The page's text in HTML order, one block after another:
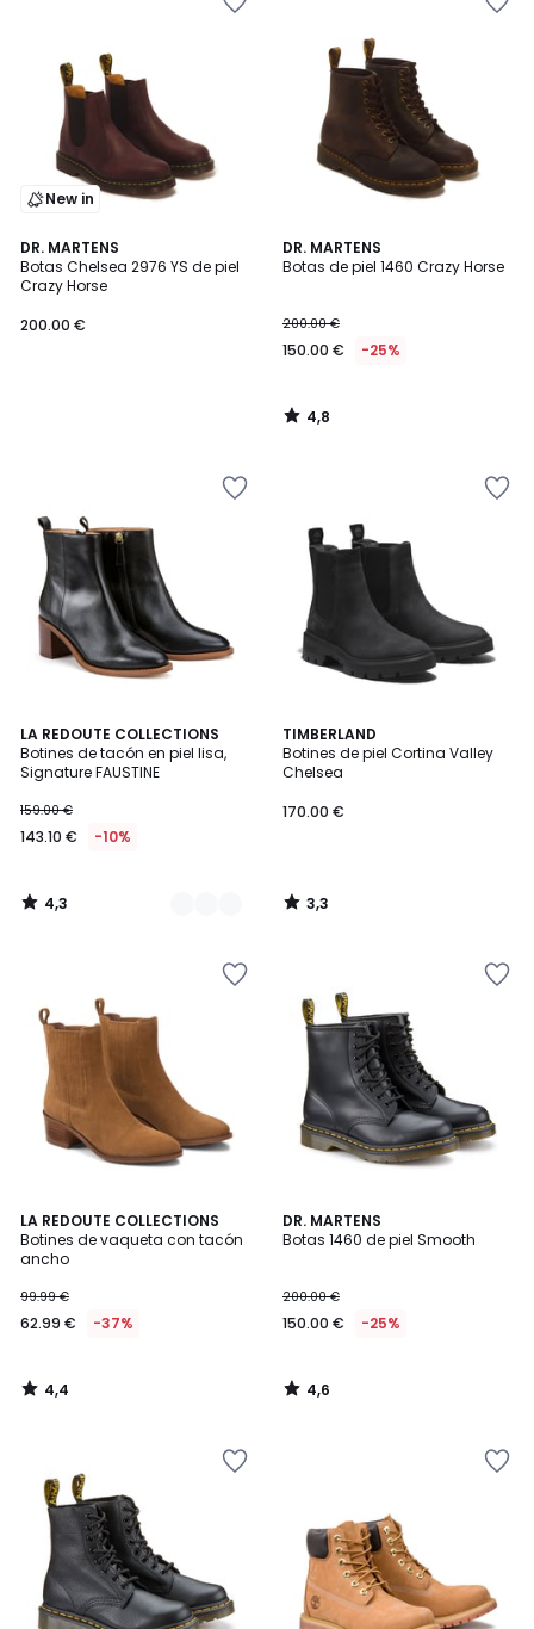
New in
DR. MARTENS
Botas Chelsea 2976 YS de piel
Crazy Horse
200.00 €
DR. MARTENS
Botas de piel 1460 Crazy Horse
200.00 €
150.00 € -25%
4,8
/ 5
4,8
/
LA REDOUTE COLLECTIONS
Botines de tacón en piel lisa,
Signature FAUSTINE
159.00 €
143.10 € -10%
4,3
/ 5
2
Colores
4,3
/
TIMBERLAND
Botines de piel Cortina Valley
Chelsea
170.00 €
3,3
/ 5
3,3
/
LA REDOUTE COLLECTIONS
Botines de vaqueta con tacón
ancho
99.99 €
62.99 € -37%
4,4
/ 5
4,4
/
DR. MARTENS
Botas 1460 de piel Smooth
200.00 €
150.00 € -25%
4,6
/ 5
4,6
/